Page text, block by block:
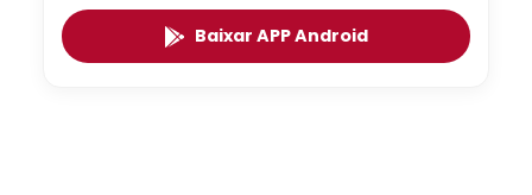
Baixar APP Android